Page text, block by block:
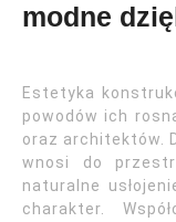
modne
Estetyka
powodów ich
oraz architektów.
wnosi do
naturalne
charakter.